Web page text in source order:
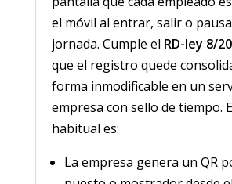
el móvil al entrar, salir o
jornada. Cumple el RD-ley 8/
que el registro quede
forma inmodificable en un
empresa con sello de tiempo.
habitual es:
La empresa genera un QR